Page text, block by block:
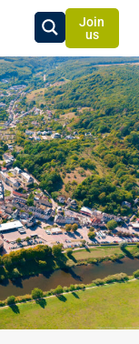
Join
us